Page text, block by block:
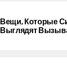
Вещи, Которые
Выглядят